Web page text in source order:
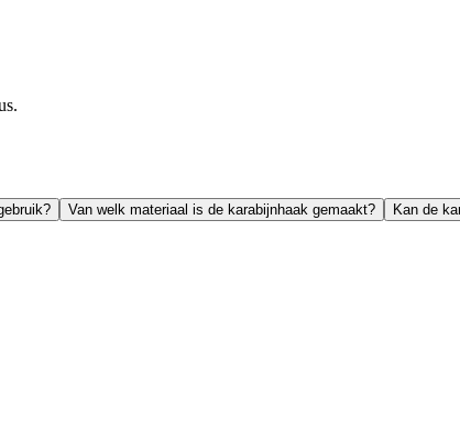
Van welk materiaal is de karabijnhaak gemaakt?
Kan de